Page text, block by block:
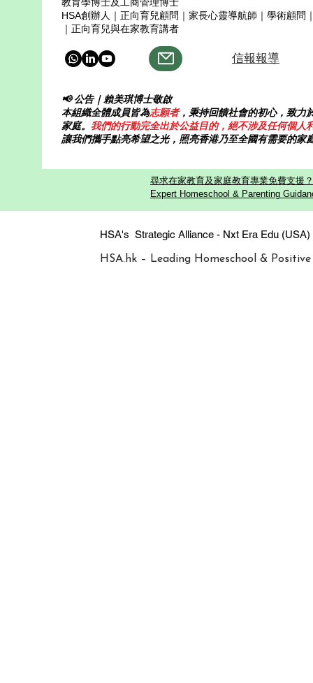
HSA創辦人｜正向育兒顧問｜家長心靈導航師｜學術顧問
｜正向育兒與在家教育講者
信報報導
📢 公告｜賴美琪博士敬啟
本組織全體成員皆為志願者，秉持回饋社會的初心，致力
家庭。 我們的行動完全出於公益目的，絕不涉及任何個人
讓我們攜手點亮希望之光，照亮香港乃至全國有需要的家
尋求在家教育及家庭教育專業免費支援
Expert Homeschool & Parenting
HSA's Strategic Alliance - Nxt Era Edu
HSA.hk – Leading Homeschool &